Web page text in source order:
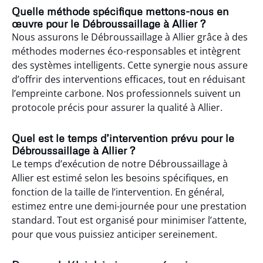
Quelle méthode spécifique mettons-nous en
œuvre pour le Débroussaillage à Allier ?
Nous assurons le Débroussaillage à Allier grâce à des
méthodes modernes éco-responsables et intègrent
des systèmes intelligents. Cette synergie nous assure
d’offrir des interventions efficaces, tout en réduisant
l’empreinte carbone. Nos professionnels suivent un
protocole précis pour assurer la qualité à Allier.
Quel est le temps d’intervention prévu pour le
Débroussaillage à Allier ?
Le temps d’exécution de notre Débroussaillage à
Allier est estimé selon les besoins spécifiques, en
fonction de la taille de l’intervention. En général,
estimez entre une demi-journée pour une prestation
standard. Tout est organisé pour minimiser l’attente,
pour que vous puissiez anticiper sereinement.